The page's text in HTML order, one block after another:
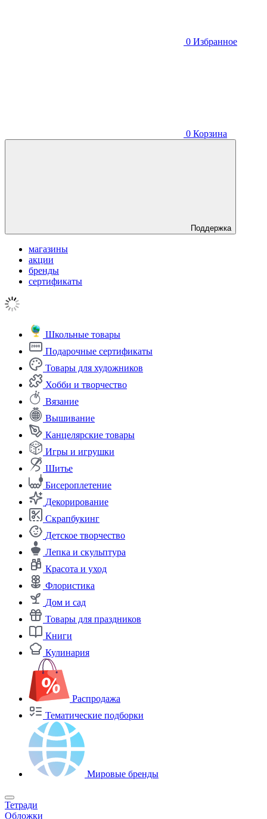
0 Избранное
0 Корзина
Поддержка
магазины
акции
бренды
сертификаты
Школьные товары
Подарочные сертификаты
Товары для художников
Хобби и творчество
Вязание
Вышивание
Канцелярские товары
Игры и игрушки
Шитье
Бисероплетение
Декорирование
Скрапбукинг
Детское творчество
Лепка и скульптура
Красота и уход
Флористика
Дом и сад
Товары для праздников
Книги
Кулинария
Распродажа
Тематические подборки
Мировые бренды
Тетради
Обложки